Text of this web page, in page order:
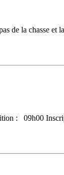
de la chasse et
: 09h00